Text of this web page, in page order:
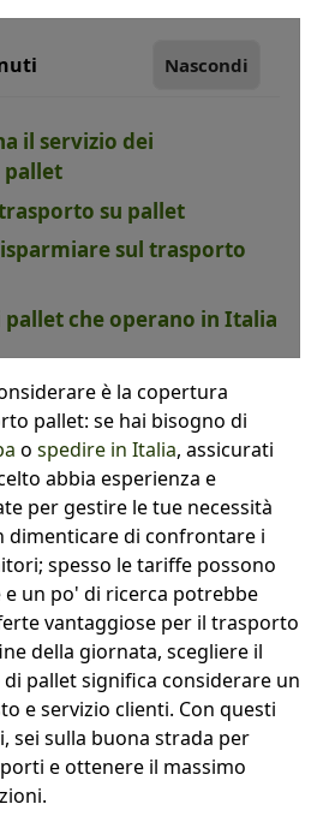
Nascondi
il servizio dei
su pallet
sul trasporto
che operano in Italia
è la copertura
pallet: se hai bisogno di
o spedire in Italia, assicurati
abbia esperienza e
per gestire le tue necessità
dimenticare di confrontare i
spesso le tariffe possono
un po' di ricerca potrebbe
vantaggiose per il trasporto
della giornata, scegliere il
pallet significa considerare un
e servizio clienti. Con questi
sei sulla buona strada per
e ottenere il massimo